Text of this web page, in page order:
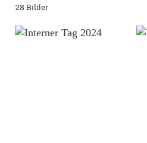
28 Bilder